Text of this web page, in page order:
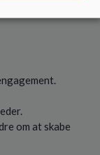
om at skabe